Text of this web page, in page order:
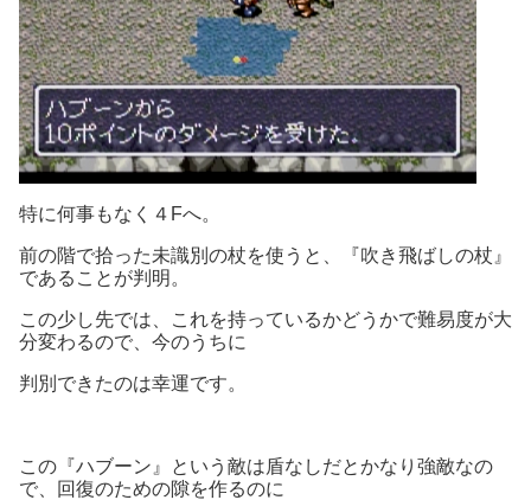
特に何事もなく４Fへ。
前の階で拾った未識別の杖を使うと、『吹き飛ばしの杖』
であることが判明。
この少し先では、これを持っているかどうかで難易度が大
分変わるので、今のうちに
判別できたのは幸運です。
この『ハブーン』という敵は盾なしだとかなり強敵なの
で、回復のための隙を作るのに